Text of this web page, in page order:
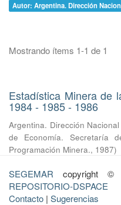
Autor: Argentina. Dirección
Mostrando ítems 1-1 de 1
Estadística Minera de
1984 - 1985 - 1986
Argentina. Dirección
de Economía. Secretaría
Programación Minera., 1987)
SEGEMAR copyright ©
REPOSITORIO-DSPACE
Contacto | Sugerencias